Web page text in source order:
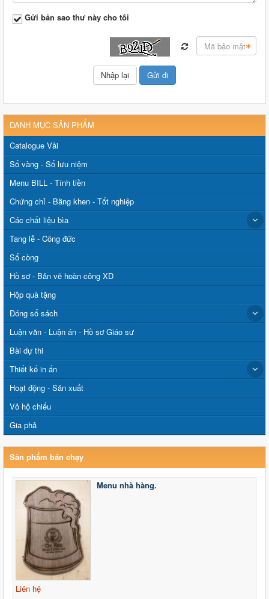
Gửi bản sao thư này cho tôi
DANH MỤC SẢN PHẨM
Catalogue Vải
Sổ vàng - Sổ lưu niệm
Menu BILL - Tính tiền
Chứng chỉ - Bằng khen - Tốt nghiệp
Các chất liệu bìa
Tang lễ - Công đức
Sổ còng
Hồ sơ - Bản vẽ hoàn công XD
Hộp quà tặng
Đóng sổ sách
Luận văn - Luận án - Hồ sơ Giáo sư
Bài dự thi
Thiết kế in ấn
Hoạt động - Sản xuất
Vỏ hộ chiếu
Gia phả
Sản phẩm bán chạy
Menu nhà hàng.
Liên hệ